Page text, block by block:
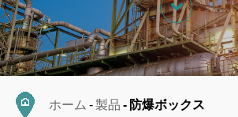

ホーム 製品 防爆ボックス